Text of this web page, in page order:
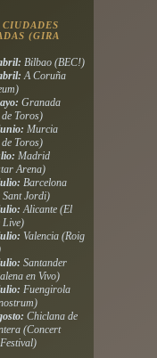
(GIRA
Bilbao (BEC!)
A Coruña
Granada
Toros)
Murcia
Toros)
Madrid
Arena)
Barcelona
Sant Jordi)
Alicante (El
Live)
Valencia (Roig
Santander
en Vivo)
Fuengirola
Chiclana de
(Concert